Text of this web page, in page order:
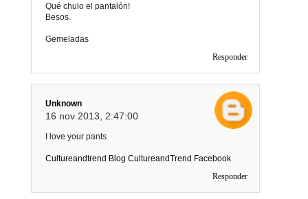
Qué chulo el pantalón!
Besos.
Gemeladas
Responder
Unknown
16 nov 2013, 2:47:00
I love your pants
Cultureandtrend Blog CultureandTrend Facebook
Responder